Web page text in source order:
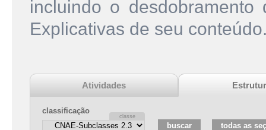
incluindo o
Explicativas de seu
Atividades
classificação